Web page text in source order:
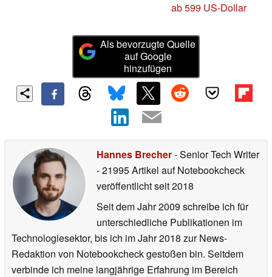
ab 599 US-Dollar
Als bevorzugte Quelle
auf Google
hinzufügen
Hannes Brecher- Senior Tech Writer
- 21995 Artikel auf Notebookcheck
veröffentlichtseit 2018
Seit dem Jahr 2009 schreibe ich für
unterschiedliche Publikationen im
Technologiesektor, bis ich im Jahr 2018 zur News-
Redaktion von Notebookcheck gestoßen bin. Seitdem
verbinde ich meine langjährige Erfahrung im Bereich